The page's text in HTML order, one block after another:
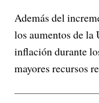
Además del
los aumentos de la
inflación durante
mayores recursos